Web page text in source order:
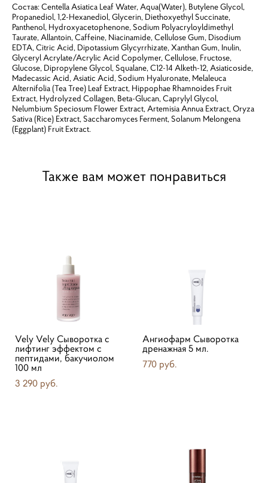
Состав: Centella Asiatica Leaf Water, Aqua(Water), Butylene Glycol,
Propanediol, 1,2-Hexanediol, Glycerin, Diethoxyethyl Succinate,
Panthenol, Hydroxyacetophenone, Sodium Polyacryloyldimethyl
Taurate, Allantoin, Caffeine, Niacinamide, Cellulose Gum, Disodium
EDTA, Citric Acid, Dipotassium Glycyrrhizate, Xanthan Gum, Inulin,
Glyceryl Acrylate/Acrylic Acid Copolymer, Cellulose, Fructose,
Glucose, Dipropylene Glycol, Squalane, C12-14 Alketh-12, Asiaticoside,
Madecassic Acid, Asiatic Acid, Sodium Hyaluronate, Melaleuca
Alternifolia (Tea Tree) Leaf Extract, Hippophae Rhamnoides Fruit
Extract, Hydrolyzed Collagen, Beta-Glucan, Caprylyl Glycol,
Nelumbium Speciosum Flower Extract, Artemisia Annua Extract, Oryza
Sativa (Rice) Extract, Saccharomyces Ferment, Solanum Melongena
(Eggplant) Fruit Extract.
Также вам может понравиться
Vely Vely Сыворотка с
лифтинг эффектом с
пептидами, бакучиолом
100 мл
3 290 pуб.
Ангиофарм Сыворотка
дренажная 5 мл.
770 pуб.